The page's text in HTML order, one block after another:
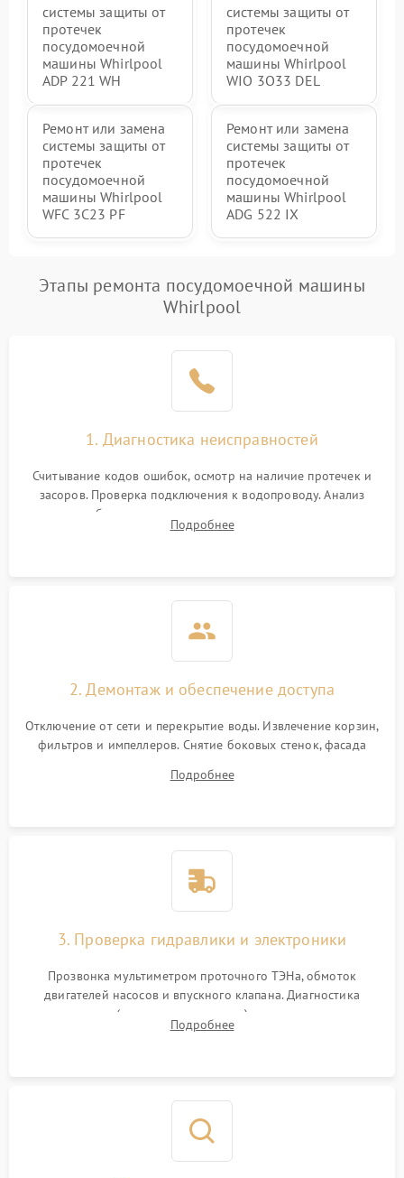
системы защиты от
протечек
посудомоечной
машины Whirlpool
ADP 221 WH
системы защиты от
протечек
посудомоечной
машины Whirlpool
WIO 3O33 DEL
Ремонт или замена
системы защиты от
протечек
посудомоечной
машины Whirlpool
WFC 3C23 PF
Ремонт или замена
системы защиты от
протечек
посудомоечной
машины Whirlpool
ADG 522 IX
Этапы ремонта посудомоечной машины
Whirlpool
1. Диагностика неисправностей
Считывание кодов ошибок, осмотр на наличие протечек и
засоров. Проверка подключения к водопроводу. Анализ
жалоб на отсутствие слива, нагрева, вращения
разбрызгивателей или срабатывание системы защиты
Подробнее
2. Демонтаж и обеспечение доступа
Отключение от сети и перекрытие воды. Извлечение корзин,
фильтров и импеллеров. Снятие боковых стенок, фасада
циркуляционному насосу, ТЭНу и сливной помпе.
Подробнее
3. Проверка гидравлики и электроники
Прозвонка мультиметром проточного ТЭНа, обмоток
двигателей насосов и впускного клапана. Диагностика
прессостата (датчика уровня воды), датчика мутности,
концевика дверцы и электронного модуля управления.
Подробнее